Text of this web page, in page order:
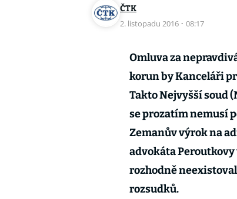
ČTK
2. listopadu 2016 · 08:17
Omluva za
korun by Kanceláři
Takto Nejvyšší soud
se prozatím nemusí
Zemanův výrok na
advokáta
rozhodně
rozsudků.